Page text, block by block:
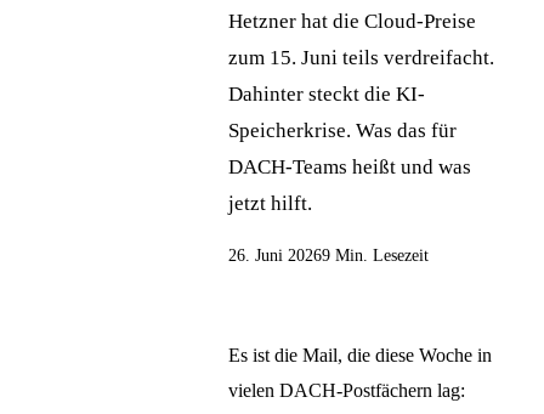
Hetzner hat die Cloud-Preise
zum 15. Juni teils verdreifacht.
Dahinter steckt die KI-
Speicherkrise. Was das für
DACH-Teams heißt und was
jetzt hilft.
26. Juni 20269 Min. Lesezeit
Es ist die Mail, die diese Woche in
vielen DACH-Postfächern lag: